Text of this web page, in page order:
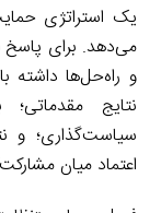
می‌دهد. برای پاسخ
و راه‌حل‌ها داشته
نتایج مقدماتی؛
سیاست‌گذاری؛ و
اعتماد میان